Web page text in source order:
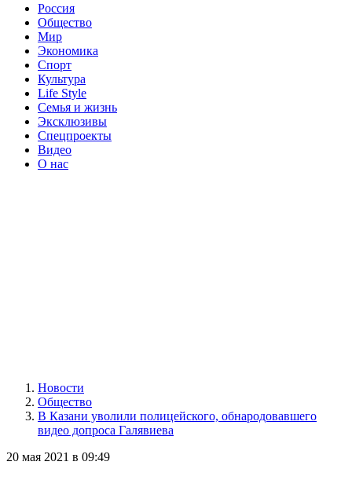
Россия
Общество
Мир
Экономика
Спорт
Культура
Life Style
Семья и жизнь
Эксклюзивы
Спецпроекты
Видео
О нас
Новости
Общество
В Казани уволили полицейского, обнародовавшего
видео допроса Галявиева
20 мая 2021 в 09:49